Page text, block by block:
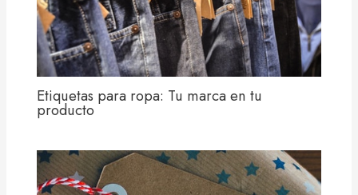
Etiquetas para ropa: Tu marca en tu
producto